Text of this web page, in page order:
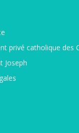
privé catholique des
Joseph